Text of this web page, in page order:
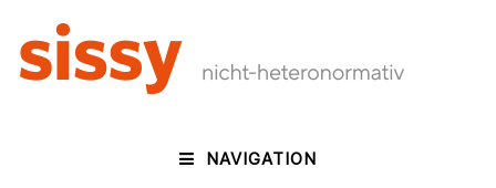
NAVIGATION